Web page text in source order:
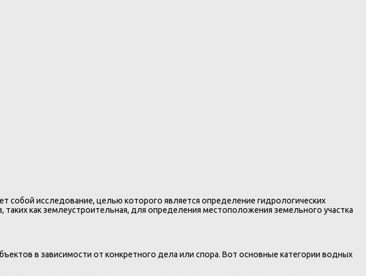
собой исследование, целью которого является определение гидрологических
как землеустроительная, для определения местоположения земельного участка
в зависимости от конкретного дела или спора. Вот основные категории водных